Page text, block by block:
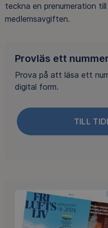
teckna en prenumeration
medlemsavgiften.
Provläs ett nummer
Prova på att läsa ett
digital form.
TILL